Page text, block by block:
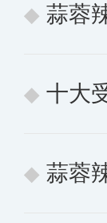
蒜蓉
十大
蒜蓉辣